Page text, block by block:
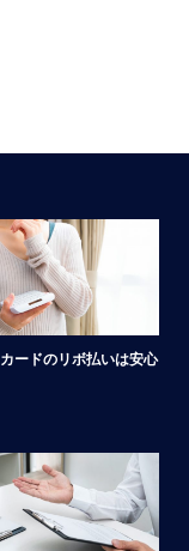
ードのリボ払いは安心